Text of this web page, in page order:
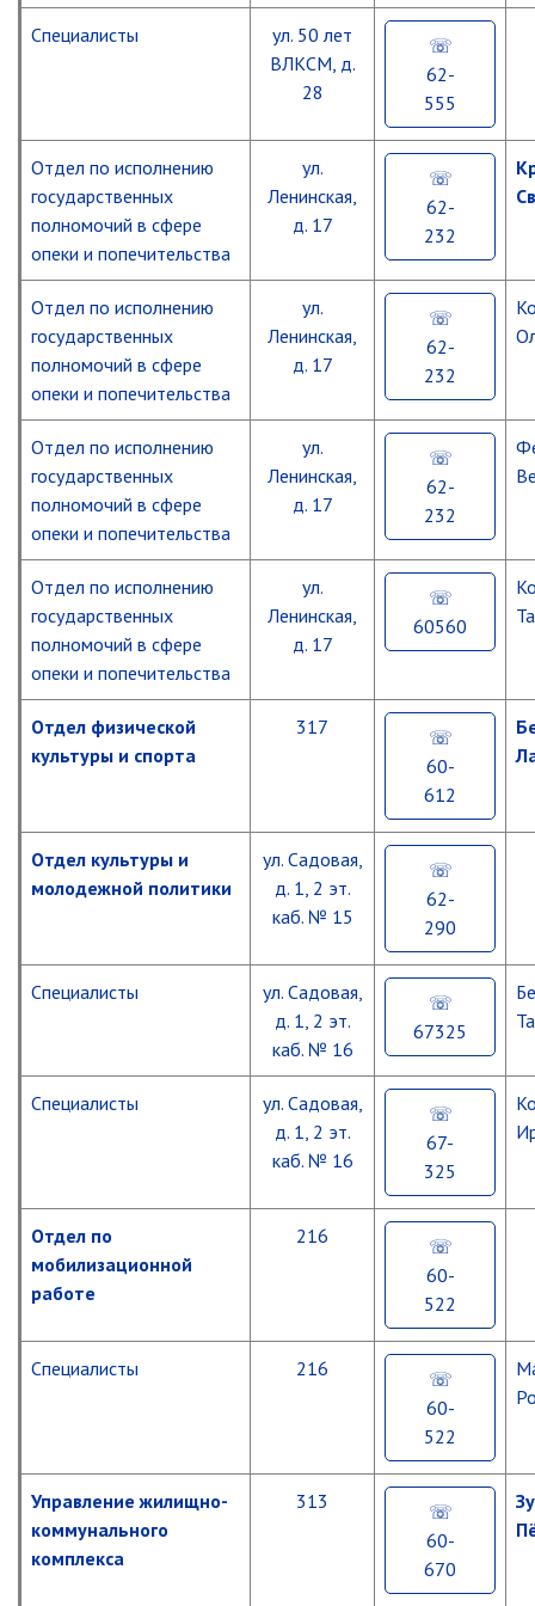
Специалисты
ул. 50 лет
ВЛКСМ, д.
28
62-
555
Отдел по исполнению
государственных
полномочий в сфере
опеки и попечительства
ул.
Ленинская,
д. 17
62-
232
Отдел по исполнению
государственных
полномочий в сфере
опеки и попечительства
ул.
Ленинская,
д. 17
62-
232
Отдел по исполнению
государственных
полномочий в сфере
опеки и попечительства
ул.
Ленинская,
д. 17
62-
232
Отдел по исполнению
государственных
полномочий в сфере
опеки и попечительства
ул.
Ленинская,
д. 17
60560
Отдел физической
культуры и спорта
317
60-
612
Отдел культуры и
молодежной политики
ул. Садовая,
д. 1, 2 эт.
каб. № 15
62-
290
Специалисты
ул. Садовая,
д. 1, 2 эт.
каб. № 16
67325
Специалисты
ул. Садовая,
д. 1, 2 эт.
каб. № 16
67-
325
Отдел по
мобилизационной
работе
216
60-
522
Специалисты
216
60-
522
Управление жилищно-
коммунального
комплекса
313
60-
670
деятельность
социального
страхования
Отделение
КГКУ
"ПЦЗН"
в
г.
Партизанске
Росреестр
Оценка
регулирующего
воздействия
услуг
Проекты
административных
регламентов
Мониторинг
качества
Образование
Социальная
поддержка
Труд
Трудоустройство
несовершеннолетних
Антинаркотическая
комиссия
муниципального
округа
город
Партизанск
СТАНДАРТ
ИНВЕСТИЦИОННЫЙ
ПРОФИЛЬ
Инф-
ция
о
зем.
участках
Приёмная
инвестора
Свободный
порт
Владивосток
Материалы
Корпорации
проект
"Производительность
труда"
МОГП
Бюджет
для
граждан
Инициативное
бюджетирование
Финансовая
культура
Финансовая
грамотность
Градостроительство
Документы
территориального
планирования
Документы
градостроительного
зонирования
Экология
Административные
регламенты
муниципальных
услуг,
оказываемых
отделом
Нормативные
документы
Охрана
городских
лесов
Информация
Формирование
комфортной
городской
среды
Протоколы
общественной
комиссии
Некоммерческие
организации
Территориальное
общественное
самоуправление
CО
НКО
поддержки
МКУ
«ЕДДС,
Курсы
Единая
дежурно-
Отдел
Гражданской
обороны